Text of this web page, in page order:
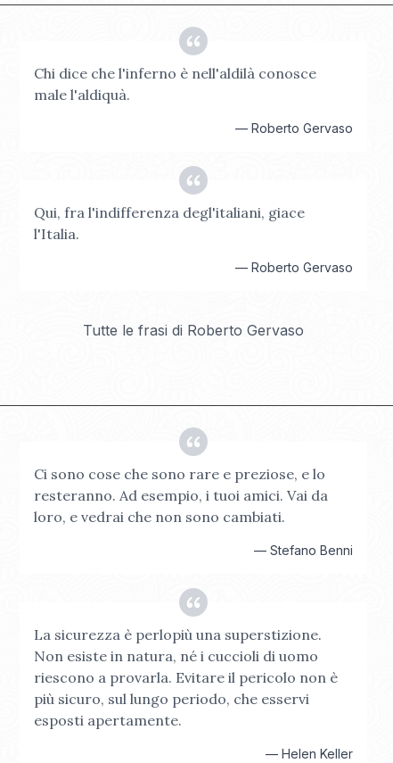
Chi dice che l'inferno è nell'aldilà conosce
male l'aldiquà.
— Roberto Gervaso
Qui, fra l'indifferenza degl'italiani, giace
l'Italia.
— Roberto Gervaso
Tutte le frasi di Roberto Gervaso
Ci sono cose che sono rare e preziose, e lo
resteranno. Ad esempio, i tuoi amici. Vai da
loro, e vedrai che non sono cambiati.
— Stefano Benni
La sicurezza è perlopiù una superstizione.
Non esiste in natura, né i cuccioli di uomo
riescono a provarla. Evitare il pericolo non è
più sicuro, sul lungo periodo, che esservi
esposti apertamente.
— Helen Keller